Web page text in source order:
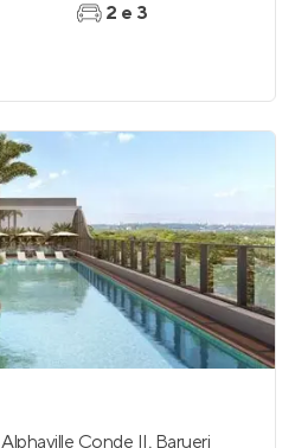
2 e 3
Alphaville Conde II, Barueri